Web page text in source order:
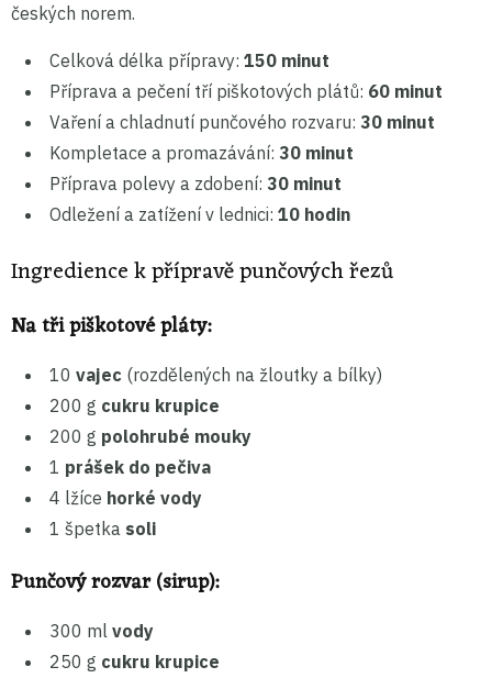
českých norem.
Celková délka přípravy: 150 minut
Příprava a pečení tří piškotových plátů: 60 minut
Vaření a chladnutí punčového rozvaru: 30 minut
Kompletace a promazávání: 30 minut
Příprava polevy a zdobení: 30 minut
Odležení a zatížení v lednici: 10 hodin
Ingredience k přípravě punčových řezů
Na tři piškotové pláty:
10 vajec (rozdělených na žloutky a bílky)
200 g cukru krupice
200 g polohrubé mouky
1 prášek do pečiva
4 lžíce horké vody
1 špetka soli
Punčový rozvar (sirup):
300 ml vody
250 g cukru krupice